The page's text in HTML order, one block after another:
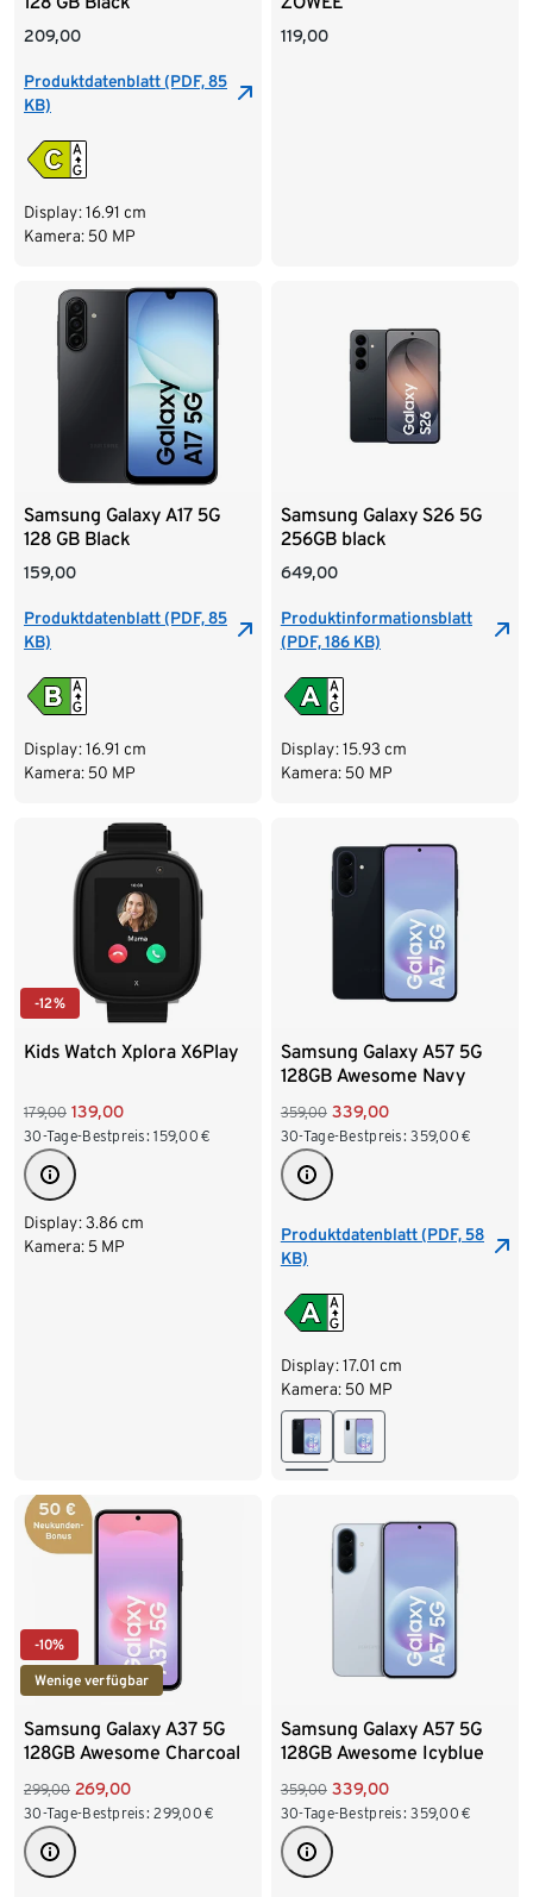
209,00
Produktdatenblatt (PDF, 85
KB)
Display: 16.91 cm
Kamera: 50 MP
119,00
Samsung Galaxy A17 5G
128 GB Black
159,00
Produktdatenblatt (PDF, 85
KB)
Display: 16.91 cm
Kamera: 50 MP
Samsung Galaxy S26 5G
256GB black
649,00
Produktinformationsblatt
(PDF, 186 KB)
Display: 15.93 cm
Kamera: 50 MP
-12%
Kids Watch Xplora X6Play
179,00 139,00
30-Tage-Bestpreis: 159,00 €
Display: 3.86 cm
Kamera: 5 MP
Samsung Galaxy A57 5G
128GB Awesome Navy
359,00 339,00
30-Tage-Bestpreis: 359,00 €
Produktdatenblatt (PDF, 58
KB)
Display: 17.01 cm
Kamera: 50 MP
-10%
Wenige verfügbar
Samsung Galaxy A37 5G
128GB Awesome Charcoal
299,00 269,00
30-Tage-Bestpreis: 299,00 €
Samsung Galaxy A57 5G
128GB Awesome Icyblue
359,00 339,00
30-Tage-Bestpreis: 359,00 €